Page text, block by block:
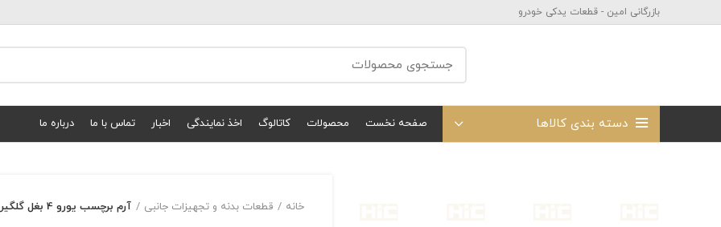
بازرگانی امین - قطعات یدکی خودرو
دسته بندی کالاها صفحه نخست محصولات کاتالوگ اخذ نمایندگی اخبار تماس با ما درباره ما
خانه قطعات بدنه و تجهیزات جانبی آرم برچسب یورو 4 بغل گلگیر پراید